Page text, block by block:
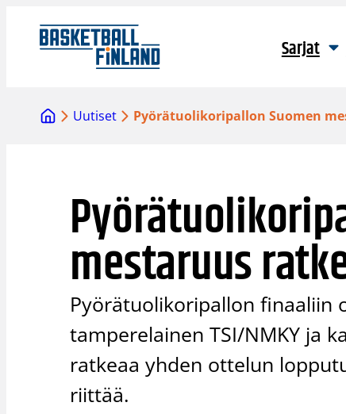
sisältöön
Sarjat
Uutiset Pyörätuolikoripallon Suomen
mestaruus
Pyörätuolikoripallon finaaliin
tamperelainen TSI/NMKY ja
ratkeaa yhden ottelun
riittää.